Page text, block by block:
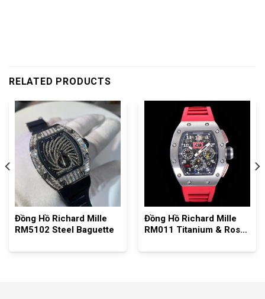
RELATED PRODUCTS
Đồng Hồ Richard Mille
RM5102 Steel Baguette
Đồng Hồ Richard Mille
RM011 Titanium & Rose